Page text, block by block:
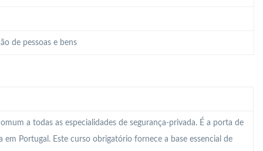
de pessoas e bens
a todas as especialidades de segurança-privada. É a porta de
Portugal. Este curso obrigatório fornece a base essencial de